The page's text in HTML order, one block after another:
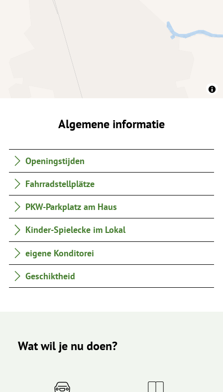
Algemene informatie
Openingstijden
Fahrradstellplätze
PKW-Parkplatz am Haus
Kinder-Spielecke im Lokal
eigene Konditorei
Geschiktheid
Wat wil je nu doen?